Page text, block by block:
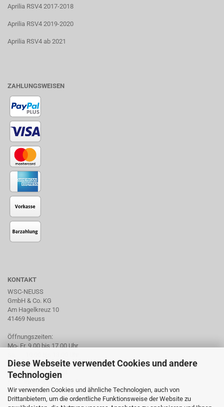
Diese Webseite verwendet Cookies und andere
Technologien
Wir verwenden Cookies und ähnliche Technologien, auch von
Drittanbietern, um die ordentliche Funktionsweise der Website zu
Aprilia RSV4 2017-2018
Aprilia RSV4 2019-2020
Aprilia RSV4 ab 2021
ZAHLUNGSWEISEN
KONTAKT
WSC-NEUSS
GmbH & Co. KG
Am Hagelkreuz 10
41469 Neuss
Öffnungszeiten:
Mo- Fr. 9.00 bis 17.00 Uhr
Tel. +49 2137 959974
mail: info@wsc-neuss.de
www.wsc-neuss.de